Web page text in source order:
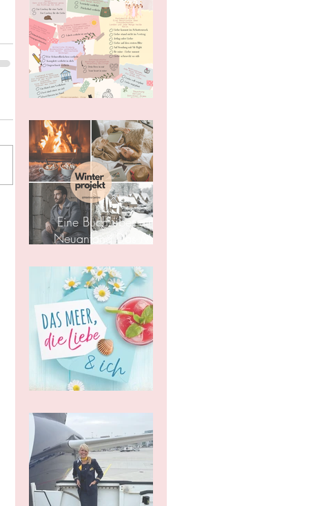
Eine Buch über einen
Neuanfang Das Meer,